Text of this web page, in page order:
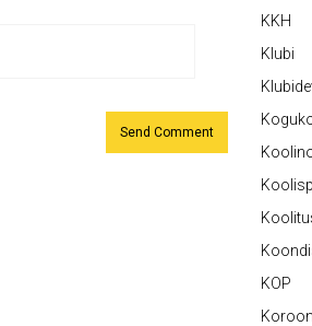
KKH
Klubi
KOP